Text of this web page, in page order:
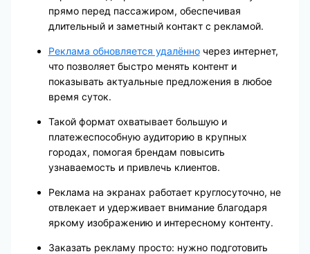
прямо перед пассажиром, обеспечивая
длительный и заметный контакт с рекламой.
Реклама обновляется удалённочерез интернет,
что позволяет быстро менять контент и
показывать актуальные предложения в любое
время суток.
Такой формат охватывает большую и
платежеспособную аудиторию в крупных
городах, помогая брендам повысить
узнаваемость и привлечь клиентов.
Реклама на экранах работает круглосуточно, не
отвлекает и удерживает внимание благодаря
яркому изображению и интересному контенту.
Заказать рекламу просто: нужно подготовить